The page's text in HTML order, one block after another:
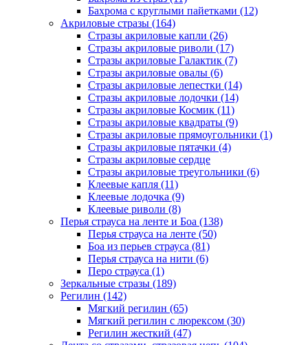
Бахрома с круглыми пайетками (12)
Акриловые стразы (164)
Стразы акриловые капли (26)
Стразы акриловые риволи (17)
Стразы акриловые Галактик (7)
Стразы акриловые овалы (6)
Стразы акриловые лепестки (14)
Стразы акриловые лодочки (14)
Стразы акриловые Космик (11)
Стразы акриловые квадраты (9)
Стразы акриловые прямоугольники (1)
Стразы акриловые пятачки (4)
Стразы акриловые сердце
Стразы акриловые треугольники (6)
Клеевые капля (11)
Клеевые лодочка (9)
Клеевые риволи (8)
Перья страуса на ленте и Боа (138)
Перья страуса на ленте (50)
Боа из перьев страуса (81)
Перья страуса на нити (6)
Перо страуса (1)
Зеркальные стразы (189)
Регилин (142)
Мягкий регилин (65)
Мягкий регилин с люрексом (30)
Регилин жесткий (47)